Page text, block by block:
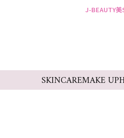
J-BEAUTY美
SKINCAREMAKE UP